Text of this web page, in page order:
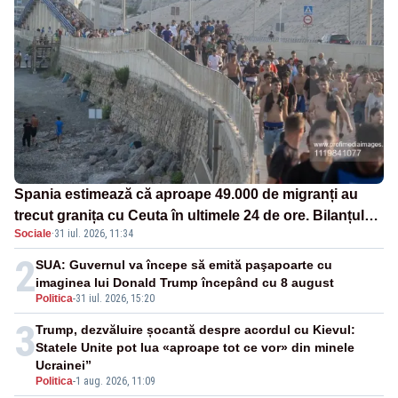
Spania estimează că aproape 49.000 de migranți au
trecut granița cu Ceuta în ultimele 24 de ore. Bilanțul
morților a ajuns la 19
Sociale·31 iul. 2026, 11:34
2 Politica-31 iul. 2026, 15:20
SUA: Guvernul va începe să emită paşapoarte cu
imaginea lui Donald Trump începând cu 8 august
3
Politica-1 aug. 2026, 11:09
Trump, dezvăluire șocantă despre acordul cu Kievul:
Statele Unite pot lua «aproape tot ce vor» din minele
Ucrainei”